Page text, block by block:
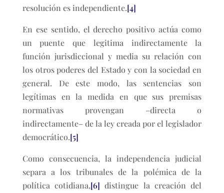
resolución es independiente.[4]
En ese sentido, el derecho positivo actúa como
un puente que legitima indirectamente la
función jurisdiccional y media su relación con
los otros poderes del Estado y con la sociedad en
general. De este modo, las sentencias son
legítimas en la medida en que sus premisas
normativas provengan –directa o
indirectamente– de la ley creada por el legislador
democrático.[5]
Como consecuencia, la independencia judicial
separa a los tribunales de la polémica de la
política cotidiana,[6] distingue la creación del